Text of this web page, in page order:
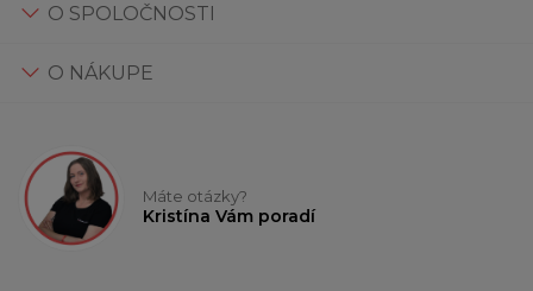
O SPOLOČNOSTI
O NÁKUPE
Máte otázky?
Kristína Vám poradí